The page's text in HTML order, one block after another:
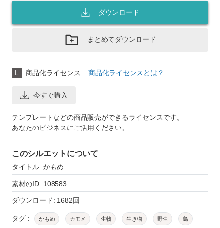
ダウンロード
まとめてダウンロード
L 商品化ライセンス 商品化ライセンスとは？
今すぐ購入
テンプレートなどの商品販売ができるライセンスです。
あなたのビジネスにご活用ください。
このシルエットについて
タイトル: かもめ
素材のID: 108583
ダウンロード: 1682回
タグ： かもめ カモメ 生物 生き物 野生 鳥